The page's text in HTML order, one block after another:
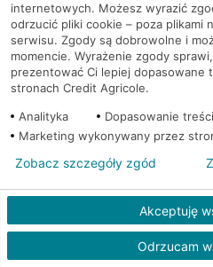
Gdynia, ul. 10-go Lutego 11
Gdynia, ul. 10-go Lutego 11
Gdynia, ul. Abrahama 46 A-B
Gdynia, ul. Bosmańska 45
Gdynia, ul. Brzechwy 1
internetowych. Możesz wyrazić
odrzucić pliki cookie – poza plikami
serwisu. Zgody są dobrowolne i
momencie. Wyrażenie zgody
prezentować Ci lepiej dopasowane
stronach Credit Agricole.
Analityka
Dopasowanie
Marketing wykonywany przez
Akceptuję
Odrzucam
Zobacz szczegóły zgód